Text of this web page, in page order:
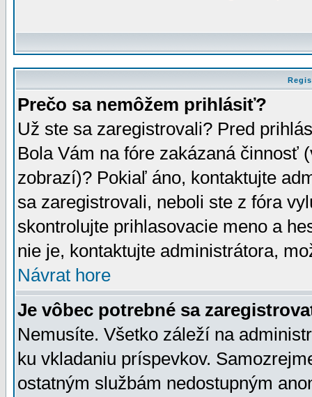
Prečo sa nemôžem prihlásiť?
Už ste sa zaregistrovali? Pred
Bola Vám na fóre zakázaná činnosť
zobrazí)? Pokiaľ áno, kontaktujte
sa zaregistrovali, neboli ste z fóra
skontrolujte prihlasovacie meno a
nie je, kontaktujte administrátora,
Návrat hore
Je vôbec potrebné sa
Nemusíte. Všetko záleží na
ku vkladaniu príspevkov.
ostatným službám nedostupným